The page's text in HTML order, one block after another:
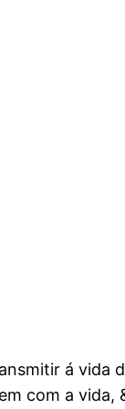
á vida
com a vida,